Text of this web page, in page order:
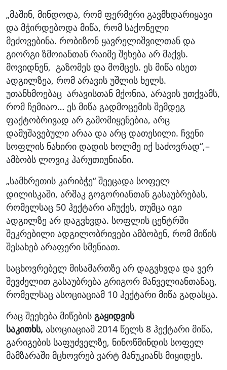
„მაშინ, მინდოდა, რომ ფერმერი გავმხდარიყავი
და მჭირდებოდა მიწა, რომ საქონელი
მეძოვებინა. რობიზონ ყავრელიშვილთან და
გიორგი ზმოიანთან რაიმე შეხება არ მაქვს.
მოვიდნენ, გაზომეს და მომცეს. ეს მიწა ისეთ
ადგილზეა, რომ არავის უშლის ხელს.
უთანხმოებაც არავისთან მქონია, არავის უთქვამს,
რომ ჩემიაო… ეს მიწა გადმოცემის შემდეგ
ფაქტობრივად არ გამომიყენებია, არც
დამუშავებული არაა და არც დათესილი. ჩვენი
სოფლის ნახირი დადის ხოლმე იქ საძოვრად“,–
ამბობს ლოვიკ ჰარუთიუნიანი.
„სამხრეთის კარიბჭე“ შეეცადა სოფელ
დილისკაში, არშაკ გოგორიანთან გასაუბრებას,
რომელსაც 50 ჰექტარი აჩუქეს, თუმცა იგი
ადგილზე არ დაგვხვდა. სოფლის ცენტრში
შეკრებილი ადგილობრივები ამბობენ, რომ მიწის
შესახებ არაფერი სმენიათ.
საცხოვრებელ მისამართზე არ დაგვხვდა და ვერ
შევძელით გასაუბრება გრიგორ მანველიანთანაც,
რომელსაც ასოციაციამ 10 ჰექტარი მიწა გადასცა.
რაც შეეხება მიწების გაყიდვის
საკითხს, ასოციაციამ 2014 წელს 8 ჰექტარი მიწა,
გარიგების საფუძველზე, ნინოწმინდის სოფელ
მამზარაში მცხოვრებ ვარტ მანუკიანს მიყიდეს.